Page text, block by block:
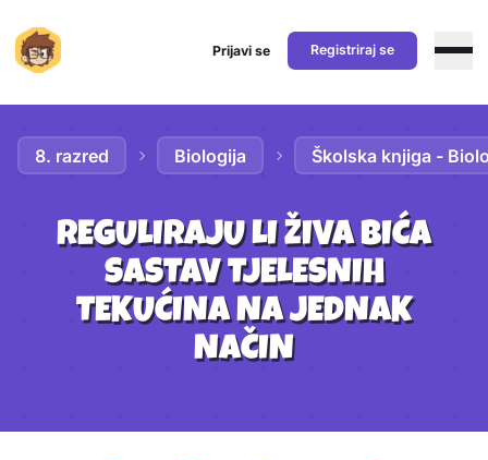
Prijavi se Registriraj se
8. razred Biologija Školska knjiga -
REGULIRAJU LI ŽIVA BIĆA
SASTAV TJELESNIH
TEKUĆINA NA JEDNAK
NAČIN